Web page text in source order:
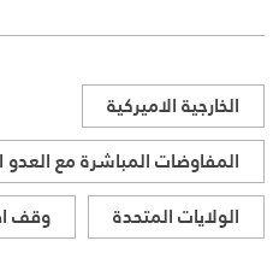
الخارجية الاميركية
المفاوضات المباشرة مع العدو
الولايات المتحدة
وقف